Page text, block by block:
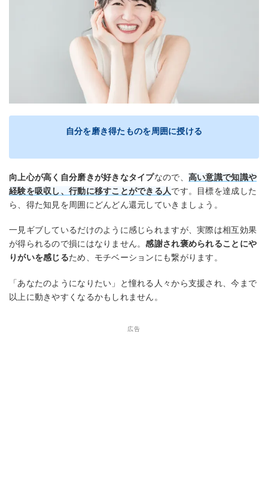
自分を磨き得たものを周囲に授ける
向上心が高く自分磨きが好きなタイプなので、 高い意識で知識や
経験を吸収し、行動に移すことができる人です。目標を達成した
ら、得た知見を周囲にどんどん還元していきましょう。
一見ギブしているだけのように感じられますが、実際は相互効果
が得られるので損にはなりません。感謝され褒められることにや
りがいを感じるため、モチベーションにも繋がります。
「あなたのようになりたい」と憧れる人々から支援され、今まで
以上に動きやすくなるかもしれません。
広告